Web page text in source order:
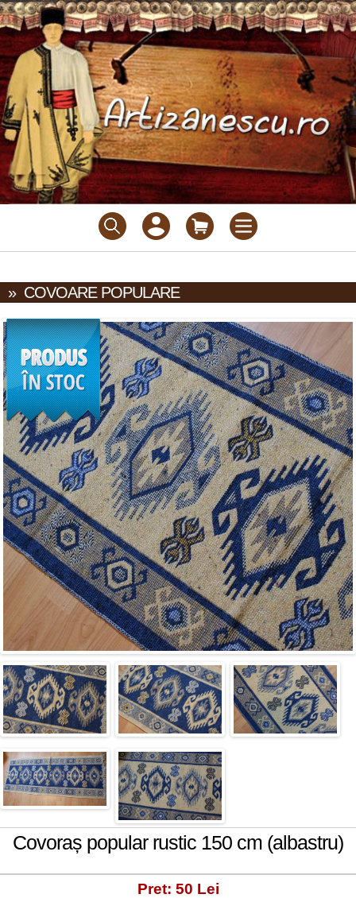
» COVOARE POPULARE
Covoraș popular rustic 150 cm (albastru)
Pret: 50 Lei